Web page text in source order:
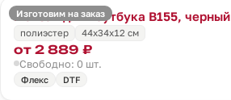
Изготовим на заказ
Рюкзак для ноутбука B155, черный
полиэстер
44х34х12 см
от 2 889 ₽
Свободно: 0 шт.
Флекс DTF